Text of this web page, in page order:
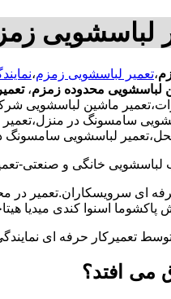
لباسشویی
،تعمیر لباسشویی زمزم،
لباسشویی محدوده زمزم،
ماشین لباسشویی
سامسونگ در منزل،تعمیر
لباسشویی سامسونگ
خانگی و صنعتی-
ای سرویسکاران.تعمیر در
اسنوا کندی میدیا
توسط تعمیرکار حرفه ای
می افتد؟